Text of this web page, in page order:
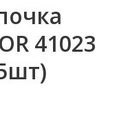
41023